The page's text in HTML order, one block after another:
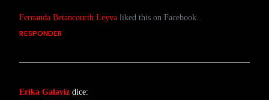
Fernanda Betancourth Leyva liked this on Facebook.
RESPONDER
Erika Galaviz dice: